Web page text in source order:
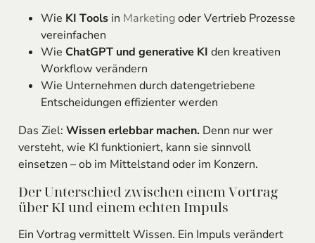
Wie KI Toolsin Marketingoder Vertrieb Prozesse
vereinfachen
Wie ChatGPT und generative KI den kreativen
Workflow verändern
Wie Unternehmen durch datengetriebene
Entscheidungen effizienter werden
Das Ziel: Wissen erlebbar machen.Denn nur wer
versteht, wie KI funktioniert, kann sie sinnvoll
einsetzen – ob im Mittelstand oder im Konzern.
Der Unterschied zwischen einem Vortrag
über KI und einem echten Impuls
Ein Vortrag vermittelt Wissen. Ein Impuls verändert